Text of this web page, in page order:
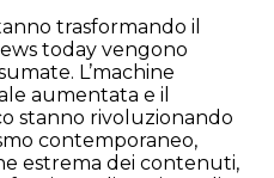
trasformando il
today vengono
L’machine
aumentata e il
stanno rivoluzionando
contemporaneo,
estrema dei contenuti,